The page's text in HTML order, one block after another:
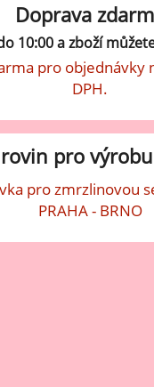
Doprava
10:00 a zboží
pro objednávky
DPH.
pro
pro zmrzlinovou
PRAHA - BRNO